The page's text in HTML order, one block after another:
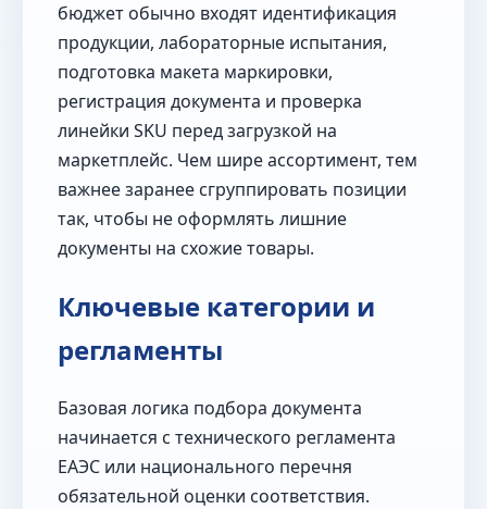
бюджет обычно входят идентификация
продукции, лабораторные испытания,
подготовка макета маркировки,
регистрация документа и проверка
линейки SKU перед загрузкой на
маркетплейс. Чем шире ассортимент, тем
важнее заранее сгруппировать позиции
так, чтобы не оформлять лишние
документы на схожие товары.
Ключевые категории и
регламенты
Базовая логика подбора документа
начинается с технического регламента
ЕАЭС или национального перечня
обязательной оценки соответствия.